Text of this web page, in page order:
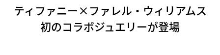
ティファニー×ファレル・ウィリアムス
初のコラボジュエリーが登場